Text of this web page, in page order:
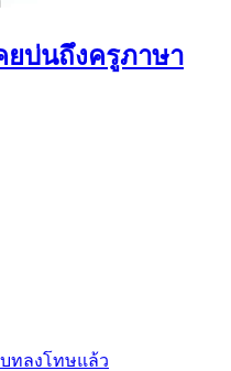
ยบ่นถึงครูภาษา
ทลงโทษแล้ว